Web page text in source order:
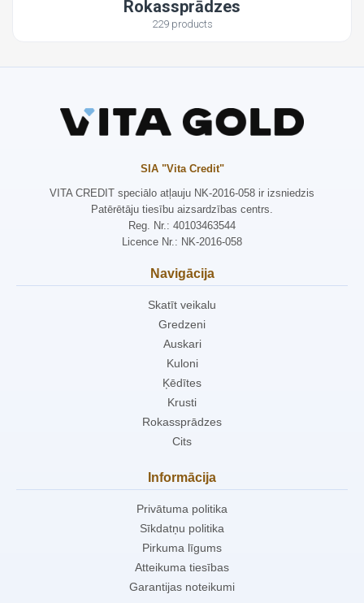
Rokassprādzes
229 products
SIA "Vita Credit"
VITA CREDIT speciālo atļauju NK-2016-058 ir izsniedzis
Patērētāju tiesību aizsardzības centrs.
Reg. Nr.: 40103463544
Licence Nr.: NK-2016-058
Navigācija
Skatīt veikalu
Gredzeni
Auskari
Kuloni
Ķēdītes
Krusti
Rokassprādzes
Cits
Informācija
Privātuma politika
Sīkdatņu politika
Pirkuma līgums
Atteikuma tiesības
Garantijas noteikumi